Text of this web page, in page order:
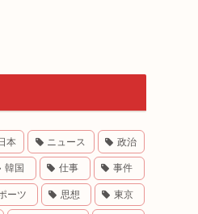
本 ニュース 政治
韓国 仕事 事件
ーツ 思想 東京